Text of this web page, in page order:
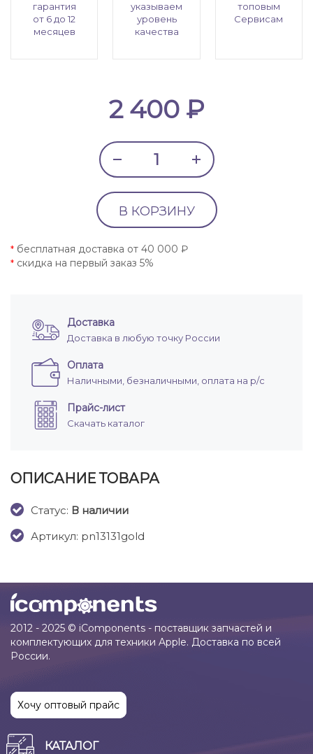
гарантия
от 6 до 12
месяцев
указываем
уровень
качества
топовым
Сервисам
2 400 ₽
В КОРЗИНУ
* бесплатная доставка от 40 000 ₽
* скидка на первый заказ 5%
Доставка
Доставка в любую точку России
Оплата
Наличными, безналичными, оплата на р/с
Прайс-лист
Скачать каталог
ОПИСАНИЕ ТОВАРА
Cтатус: В наличии
Артикул: pn13131gold
2012 - 2025 © iComponents - поставщик запчастей и
комплектующих для техники Apple. Доставка по всей
России.
Хочу оптовый прайс
КАТАЛОГ